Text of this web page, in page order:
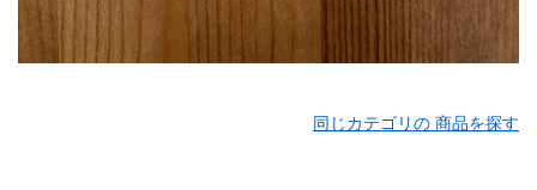
同じカテゴリの 商品を探す